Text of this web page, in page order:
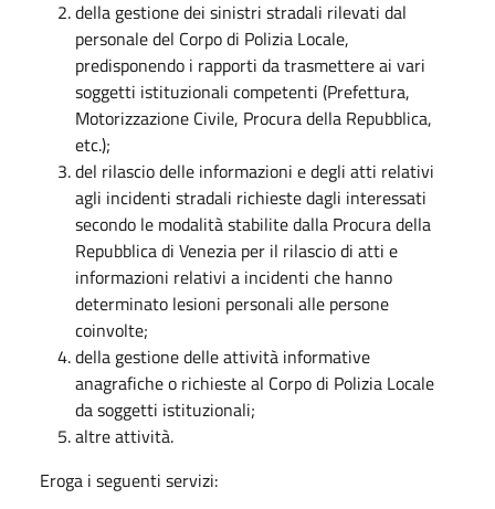
della gestione dei sinistri stradali rilevati dal
personale del Corpo di Polizia Locale,
predisponendo i rapporti da trasmettere ai vari
soggetti istituzionali competenti (Prefettura,
Motorizzazione Civile, Procura della Repubblica,
etc.);
del rilascio delle informazioni e degli atti relativi
agli incidenti stradali richieste dagli interessati
secondo le modalità stabilite dalla Procura della
Repubblica di Venezia per il rilascio di atti e
informazioni relativi a incidenti che hanno
determinato lesioni personali alle persone
coinvolte;
della gestione delle attività informative
anagrafiche o richieste al Corpo di Polizia Locale
da soggetti istituzionali;
altre attività.
Eroga i seguenti servizi: